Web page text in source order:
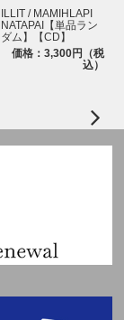
ILLIT / MAMIHLAPI
NATAPAI【単品ラン
ダム】【CD】
価格：3,300円（税
込）